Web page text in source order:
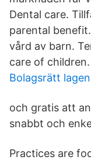
Dental care.
parental
vård av barn.
care of children.
Bolagsrätt
och gratis att
snabbt och
Practices are